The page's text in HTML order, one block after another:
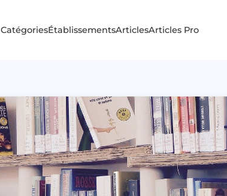
CatégoriesÉtablissementsArticlesArticles Pro